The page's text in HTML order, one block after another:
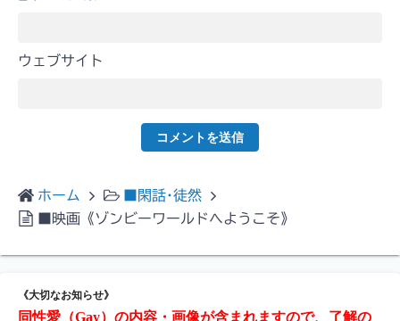
ウェブサイト
ホーム
■閑話･徒然
■映画《ゾンビーワールドへようこそ》
《大切なお知らせ》
同性愛（Gay）の内容・画像が含まれますので、了解の